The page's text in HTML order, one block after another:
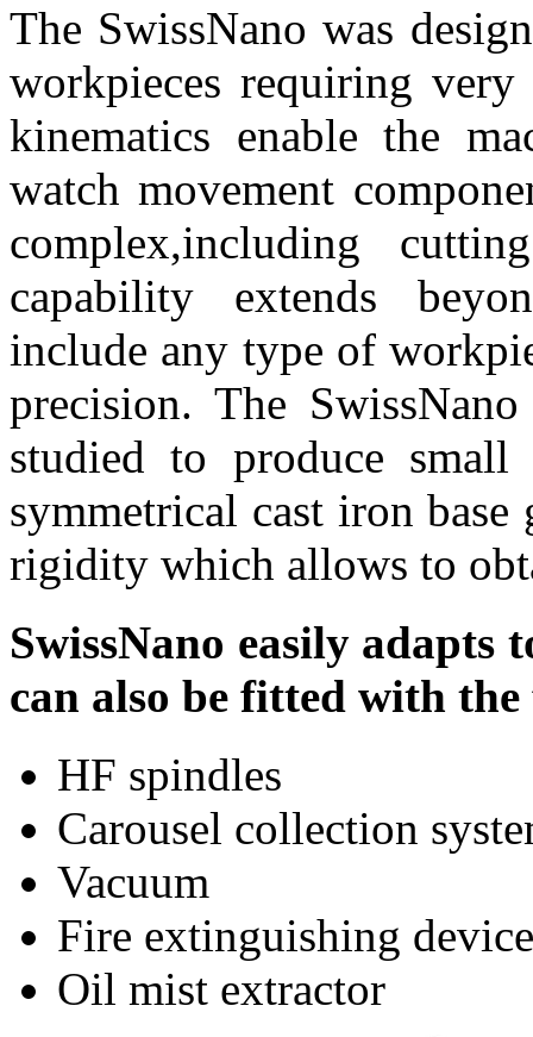
The SwissNano was
workpieces requiring
kinematics enable the
watch movement
complex,including
capability extends
include any type of
precision. The
studied to produce
symmetrical cast iron
rigidity which allows to
SwissNano easily adapts
can also be fitted with
HF spindles
Carousel collection
Vacuum
Fire extinguishing device
Oil mist extractor